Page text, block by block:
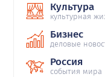
Культура
культурная
Бизнес
деловые
Россия
события мира